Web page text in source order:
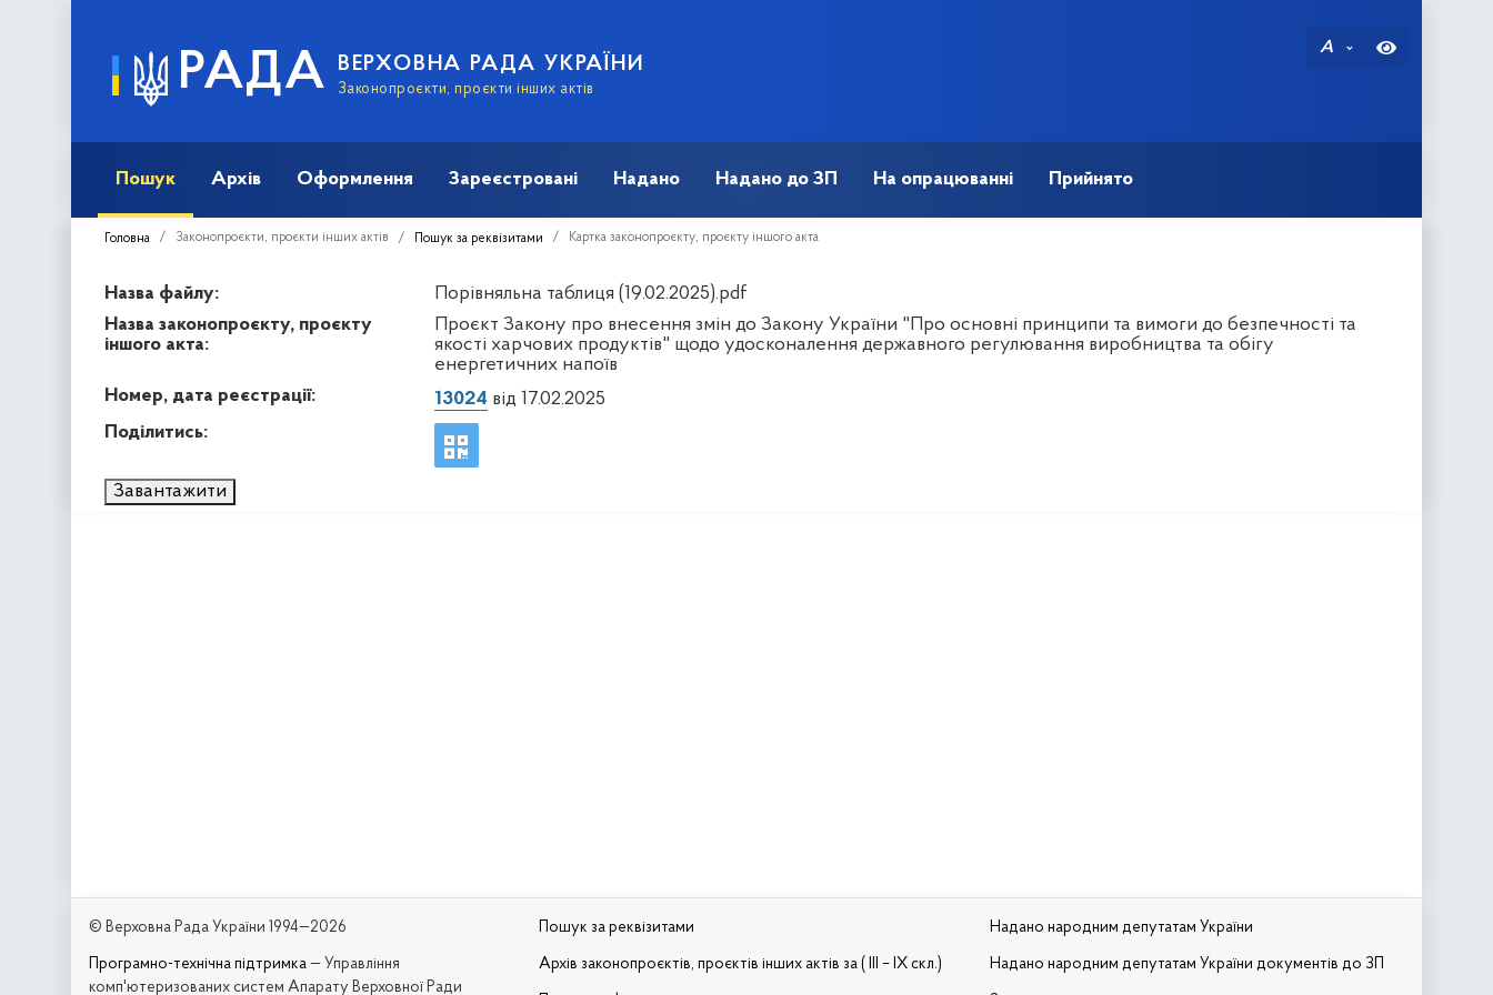
РАДА ВЕРХОВНА РАДА УКРАЇНИ
Законопроєкти, проєкти інших актів
A
Пошук Архів Оформлення Зареєстровані Надано Надано до ЗП На опрацюванні Прийнято
Головна Законопроєкти, проєкти інших актів Пошук за реквізитами Картка законопроєкту, проєкту іншого акта
Назва файлу:
Порівняльна таблиця (19.02.2025).pdf
Назва законопроєкту, проєкту
іншого акта:
Проєкт Закону про внесення змін до Закону України "Про основні принципи та вимоги до безпечності та
якості харчових продуктів" щодо удосконалення державного регулювання виробництва та обігу
енергетичних напоїв
Номер, дата реєстрації:
13024 від 17.02.2025
Поділитись:
Завантажити
© Верховна Рада України 1994—2026
Програмно-технічна підтримка — Управління
комп'ютеризованих систем Апарату Верховної Ради
Пошук за реквізитами
Архів законопроєктів, проєктів інших актів за ( III – IX скл.)
Надано народним депутатам України
Надано народним депутатам України документів до ЗП